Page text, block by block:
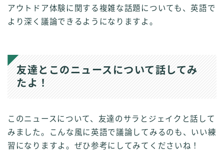
アウトドア体験に関する複雑な話題についても、英語で
より深く議論できるようになりますよ。
友達とこのニュースについて話してみ
たよ！
このニュースについて、友達のサラとジェイクと話して
みました。こんな風に英語で議論してみるのも、いい練
習になりますよ。ぜひ参考にしてみてくださいね！